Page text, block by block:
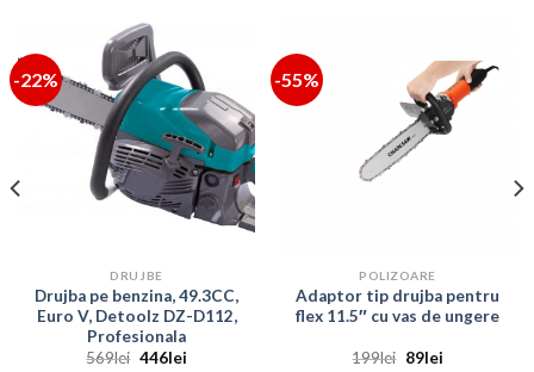
-22%
DRUJBE
Drujba pe benzina, 49.3CC,
Euro V, Detoolz DZ-D112,
Profesionala
569lei Prețul
446leiPrețul
-55%
POLIZOARE
Adaptor tip drujba pentru
flex 11.5″ cu vas de ungere
199lei Prețul
89leiPrețul